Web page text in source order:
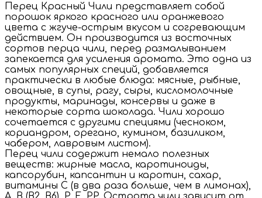
Перец Красный Чили представляет собой
порошок яркого красного или оранжевого
цвета с жгуче-острым вкусом и согревающим
действием. Он производится из восточных
сортов перца чили, перед размалыванием
запекается для усиления аромата. Это одна из
самых популярных специй, добавляется
практически в любые блюда: мясные, рыбные,
овощные, в супы, рагу, сыры, кисломолочные
продукты, маринады, консервы и даже в
некоторые сорта шоколада. Чили хорошо
сочетается с другими специями (чесноком,
кориандром, орегано, кумином, базиликом,
чабером, лавровым листом).
Перец чили содержит немало полезных
веществ: жирные масла, каротиноиды,
капсорубин, капсантин и каротин, сахар,
витамины С (в два раза больше, чем в лимонах),